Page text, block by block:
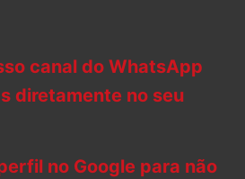
canal do WhatsApp
diretamente no seu
no Google para não